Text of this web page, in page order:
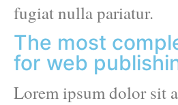
fugiat nulla pariatur.
The most
for web
Lorem ipsum dolor sit